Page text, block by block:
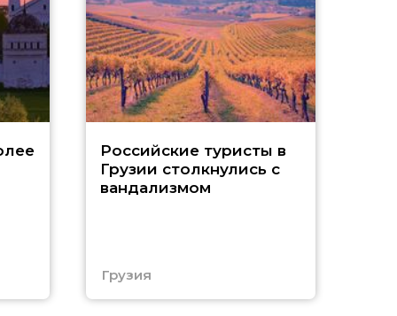
Российские туристы в
Грузии столкнулись с
вандализмом
Грузия